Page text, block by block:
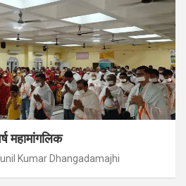
महामांगलिक
Kumar Dhangadamajhi